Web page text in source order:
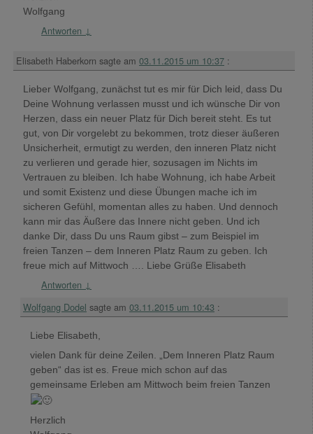
Wolfgang
Antworten ↓
Elisabeth Haberkorn sagte am 03.11.2015 um 10:37 :
Lieber Wolfgang, zunächst tut es mir für Dich leid, dass Du
Deine Wohnung verlassen musst und ich wünsche Dir von
Herzen, dass ein neuer Platz für Dich bereit steht. Es tut
gut, von Dir vorgelebt zu bekommen, trotz dieser äußeren
Unsicherheit, ermutigt zu werden, den inneren Platz nicht
zu verlieren und gerade hier, sozusagen im Nichts im
Vertrauen zu bleiben. Ich habe Wohnung, ich habe Arbeit
und somit Existenz und diese Übungen mache ich im
sicheren Gefühl, momentan alles zu haben. Und dennoch
kann mir das Äußere das Innere nicht geben. Und ich
danke Dir, dass Du uns Raum gibst – zum Beispiel im
freien Tanzen – dem Inneren Platz Raum zu geben. Ich
freue mich auf Mittwoch …. Liebe Grüße Elisabeth
Antworten ↓
Wolfgang Dodel sagte am 03.11.2015 um 10:43 :
Liebe Elisabeth,
vielen Dank für deine Zeilen. „Dem Inneren Platz Raum
geben“ das ist es. Freue mich schon auf das
gemeinsame Erleben am Mittwoch beim freien Tanzen
Herzlich